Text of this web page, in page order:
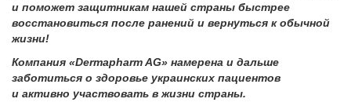
и поможет защитникам нашей страны быстрее
восстановиться после ранений и вернуться к обычной
жизни!
Компания «Dermapharm AG» намерена и дальше
заботиться о здоровье украинских пациентов
и активно участвовать в жизни страны.